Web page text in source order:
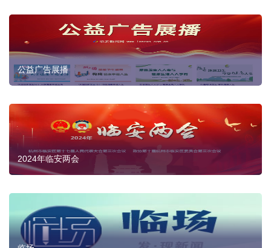
公益广告展播
2024年临安两会